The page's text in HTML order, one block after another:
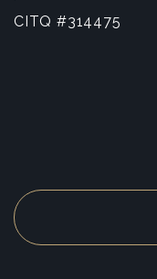
CITQ #314475